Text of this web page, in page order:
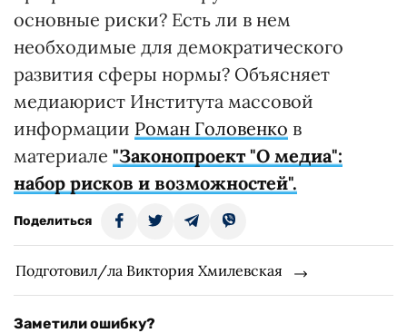
основные риски? Есть ли в нем
необходимые для демократического
развития сферы нормы? Объясняет
медиаюрист Института массовой
информации Роман Головенко в
материале "Законопроект "О медиа":
набор рисков и возможностей".
Поделиться
Подготовил/ла Виктория Хмилевская
Заметили ошибку?